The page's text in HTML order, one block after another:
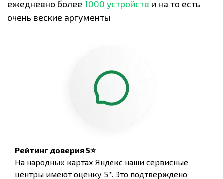
ежедневно более 1000 устройств и на то есть
очень веские аргументы:
Рейтинг доверия 5⭐
На народных картах Яндекс наши сервисные
центры имеют оценку 5*. Это подтверждено